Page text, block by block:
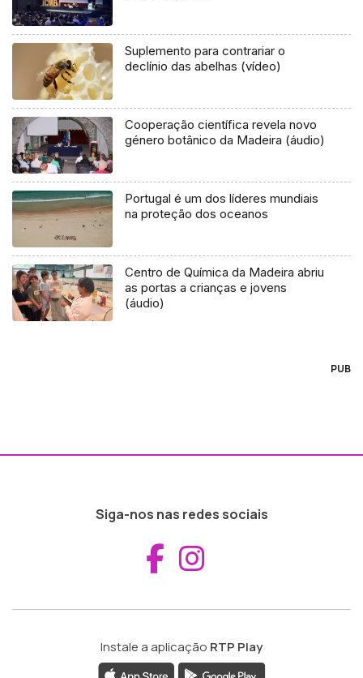
Suplemento para contrariar o
declínio das abelhas (vídeo)
Cooperação científica revela novo
género botânico da Madeira (áudio)
Portugal é um dos líderes mundiais
na proteção dos oceanos
Centro de Química da Madeira abriu
as portas a crianças e jovens
(áudio)
PUB
Siga-nos nas redes sociais
Aceder ao
Instale a aplicação RTP Play